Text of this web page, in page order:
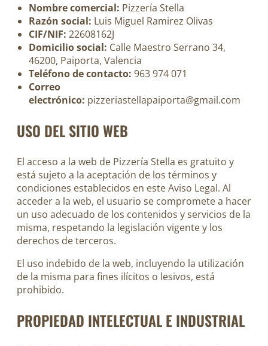
Nombre comercial: Pizzería Stella
Razón social: Luis Miguel Ramirez Olivas
CIF/NIF: 22608162J
Domicilio social: Calle Maestro Serrano 34,
46200, Paiporta, Valencia
Teléfono de contacto: 963 974 071
Correo
electrónico: pizzeriastellapaiporta@gmail.com
USO DEL SITIO WEB
El acceso a la web de Pizzería Stella es gratuito y
está sujeto a la aceptación de los términos y
condiciones establecidos en este Aviso Legal. Al
acceder a la web, el usuario se compromete a hacer
un uso adecuado de los contenidos y servicios de la
misma, respetando la legislación vigente y los
derechos de terceros.
El uso indebido de la web, incluyendo la utilización
de la misma para fines ilícitos o lesivos, está
prohibido.
PROPIEDAD INTELECTUAL E INDUSTRIAL